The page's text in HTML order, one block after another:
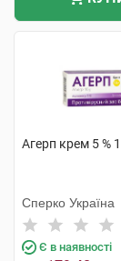
Агерп крем 5 %
Сперко Україна
Є в наявності